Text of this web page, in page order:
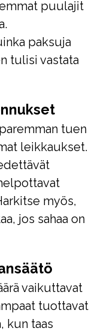
puulajit
paksuja
tulisi vastata
tuen
leikkaukset.
myös,
jos sahaa on
vaikuttavat
tuottavat
kun taas